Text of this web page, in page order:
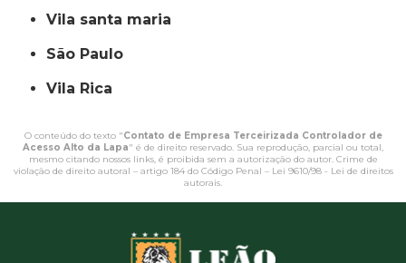
vila santa maria
São Paulo
Vila Rica
O conteúdo do texto "Contato de Empresa Terceirizada Controlador de
Acesso Alto da Lapa" é de direito reservado. Sua reprodução, parcial ou total,
mesmo citando nossos links, é proibida sem a autorização do autor. Crime de
violação de direito autoral – artigo 184 do Código Penal – Lei 9610/98 - Lei de direitos
autorais.